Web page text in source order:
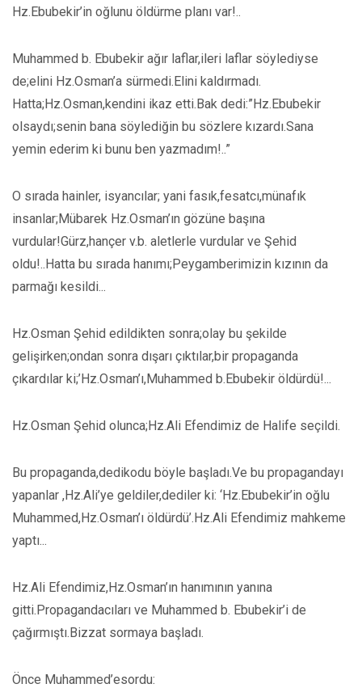
Hz.Ebubekir’in oğlunu öldürme planı var!..
Muhammed b. Ebubekir ağır laflar,ileri laflar söylediyse
de;elini Hz.Osman’a sürmedi.Elini kaldırmadı.
Hatta;Hz.Osman,kendini ikaz etti.Bak dedi:”Hz.Ebubekir
olsaydı;senin bana söylediğin bu sözlere kızardı.Sana
yemin ederim ki bunu ben yazmadım!..”
O sırada hainler, isyancılar; yani fasık,fesatcı,münafık
insanlar;Mübarek Hz.Osman’ın gözüne başına
vurdular!Gürz,hançer v.b. aletlerle vurdular ve Şehid
oldu!..Hatta bu sırada hanımı;Peygamberimizin kızının da
parmağı kesildi...
Hz.Osman Şehid edildikten sonra;olay bu şekilde
gelişirken;ondan sonra dışarı çıktılar,bir propaganda
çıkardılar ki;’Hz.Osman’ı,Muhammed b.Ebubekir öldürdü!...
Hz.Osman Şehid olunca;Hz.Ali Efendimiz de Halife seçildi.
Bu propaganda,dedikodu böyle başladı.Ve bu propagandayı
yapanlar ,Hz.Ali’ye geldiler,dediler ki: ‘Hz.Ebubekir’in oğlu
Muhammed,Hz.Osman’ı öldürdü’.Hz.Ali Efendimiz mahkeme
yaptı...
Hz.Ali Efendimiz,Hz.Osman’ın hanımının yanına
gitti.Propagandacıları ve Muhammed b. Ebubekir’i de
çağırmıştı.Bizzat sormaya başladı.
Önce Muhammed’esordu: